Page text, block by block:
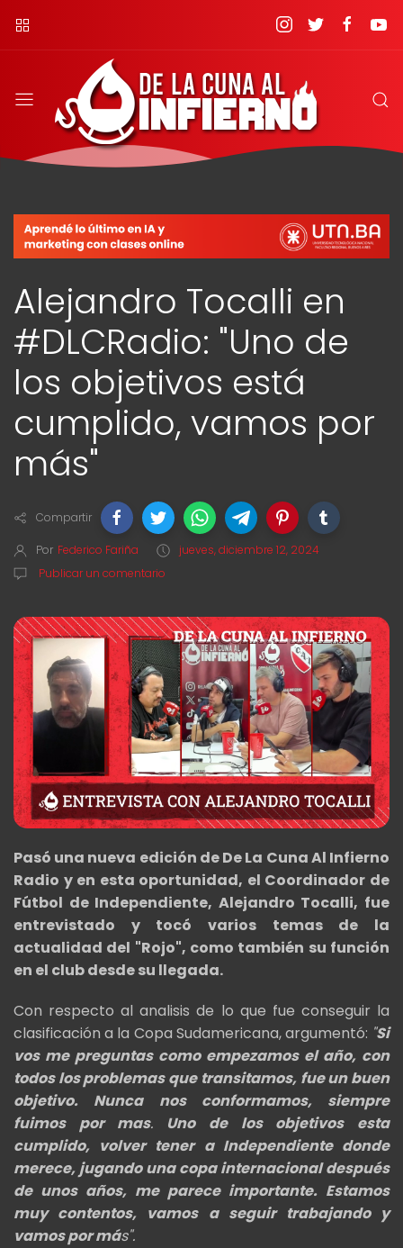
Alejandro Tocalli en
#DLCRadio: "Uno de
los objetivos está
cumplido, vamos por
más"
Compartir
Por Federico Fariña
jueves, diciembre 12, 2024
Publicar un comentario
Pasó una nueva edición de De La Cuna Al Infierno
Radio y en esta oportunidad, el Coordinador de
Fútbol de Independiente, Alejandro Tocalli, fue
entrevistado y tocó varios temas de la
actualidad del "Rojo", como también su función
en el club desde su llegada.
Con respecto al analisis de lo que fue conseguir la
clasificación a la Copa Sudamericana, argumentó: "Si
vos me preguntas como empezamos el año, con
todos los problemas que transitamos, fue un buen
objetivo. Nunca nos conformamos, siempre
fuimos por mas. Uno de los objetivos esta
cumplido, volver tener a Independiente donde
merece, jugando una copa internacional después
de unos años, me parece importante. Estamos
muy contentos, vamos a seguir trabajando y
vamos por más".